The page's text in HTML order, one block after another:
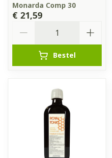
Monarda Comp 30
€ 21,59
Bestel